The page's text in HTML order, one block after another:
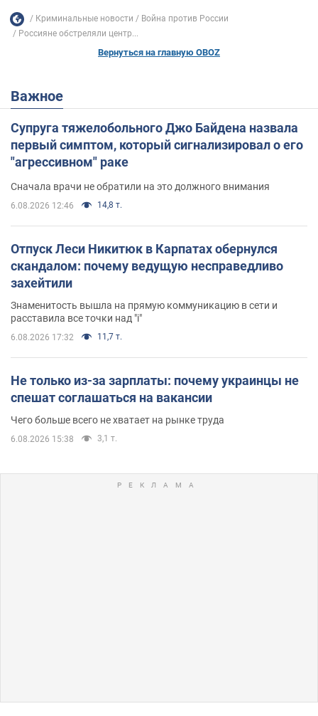
Криминальные новости
Война против России
Россияне обстреляли центр...
Вернуться на главную OBOZ
Важное
Супруга тяжелобольного Джо Байдена назвала
первый симптом, который сигнализировал о его
"агрессивном" раке
Сначала врачи не обратили на это должного внимания
6.08.2026 12:46 14,8 т.
Отпуск Леси Никитюк в Карпатах обернулся
скандалом: почему ведущую несправедливо
захейтили
Знаменитость вышла на прямую коммуникацию в сети и
расставила все точки над "i"
6.08.2026 17:32 11,7 т.
Не только из-за зарплаты: почему украинцы не
спешат соглашаться на вакансии
Чего больше всего не хватает на рынке труда
6.08.2026 15:38 3,1 т.